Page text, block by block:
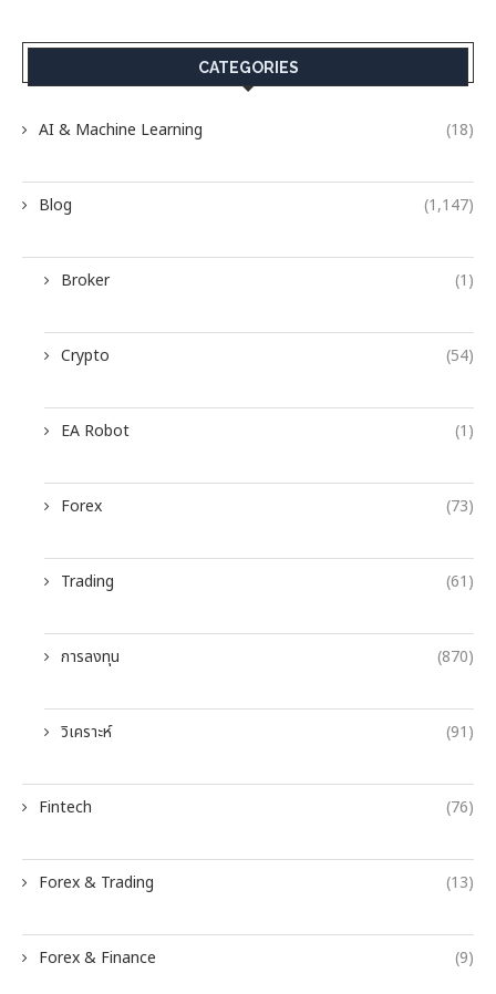
CATEGORIES
AI & Machine Learning (18)
Blog (1,147)
Broker (1)
Crypto (54)
EA Robot (1)
Forex (73)
Trading (61)
การลงทุน (870)
วิเคราะห์ (91)
Fintech (76)
Forex & Trading (13)
Forex & Finance (9)